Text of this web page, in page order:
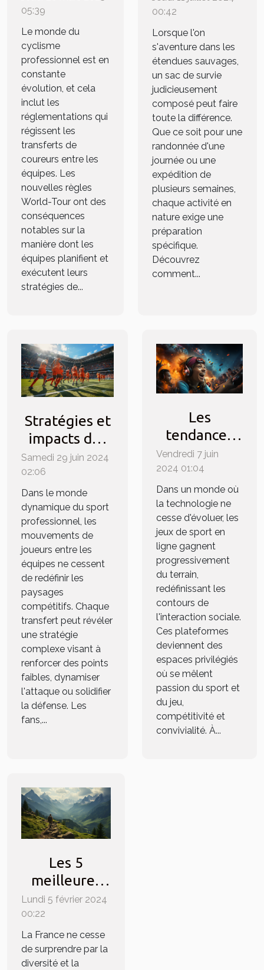
World-Tour
sur les
stratégies de
transfert en
cyclisme
05:39
Le monde du
cyclisme
professionnel est en
constante
évolution, et cela
inclut les
réglementations qui
régissent les
transferts de
coureurs entre les
équipes. Les
nouvelles règles
World-Tour ont des
conséquences
notables sur la
manière dont les
équipes planifient et
exécutent leurs
stratégies de...
survie selon
vos activités
en nature
00:42
Lorsque l'on
s'aventure dans les
étendues sauvages,
un sac de survie
judicieusement
composé peut faire
toute la différence.
Que ce soit pour une
randonnée d'une
journée ou une
expédition de
plusieurs semaines,
chaque activité en
nature exige une
préparation
spécifique.
Découvrez
comment...
Stratégies et
impacts des
transferts
récents sur
les
performances
de l'équipe
Samedi 29 juin 2024
02:06
Dans le monde
dynamique du sport
professionnel, les
mouvements de
joueurs entre les
équipes ne cessent
de redéfinir les
paysages
compétitifs. Chaque
transfert peut révéler
une stratégie
complexe visant à
renforcer des points
faibles, dynamiser
l'attaque ou solidifier
la défense. Les
fans,...
Les
tendances
émergentes
dans les jeux
de sport en
ligne et leur
impact sur
l'interaction
sociale
Vendredi 7 juin
2024 01:04
Dans un monde où
la technologie ne
cesse d'évoluer, les
jeux de sport en
ligne gagnent
progressivement
du terrain,
redéfinissant les
contours de
l'interaction sociale.
Ces plateformes
deviennent des
espaces privilégiés
où se mêlent
passion du sport et
du jeu,
compétitivité et
convivialité. À...
Les 5
meilleures
randonnées à
sensations
fortes en
France
Lundi 5 février 2024
00:22
La France ne cesse
de surprendre par la
diversité et la